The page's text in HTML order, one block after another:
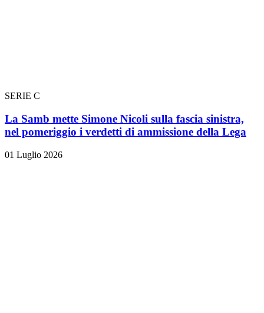
SERIE C
La Samb mette Simone Nicoli sulla fascia sinistra,
nel pomeriggio i verdetti di ammissione della Lega
01 Luglio 2026